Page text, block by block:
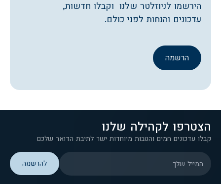
הירשמו לניוזלטר שלנו וקבלו חדשות,
עדכונים והנחות לפני כולם.
הרשמה
הצטרפו לקהילה שלנו
קבלו עדכונים חמים והטבות מיוחדות ישר לתיבת הדואר שלכם
המייל שלך